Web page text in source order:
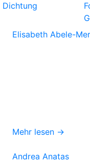
Dichtung
Elisabeth Abele-
Mehr lesen →
Andrea Anatas